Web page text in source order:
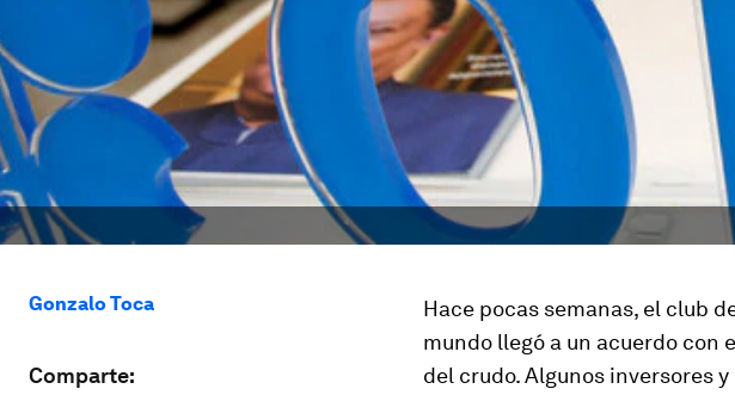
Gonzalo Toca
Comparte:
Hace pocas semanas, el club
mundo llegó a un acuerdo con
del crudo. Algunos inversores